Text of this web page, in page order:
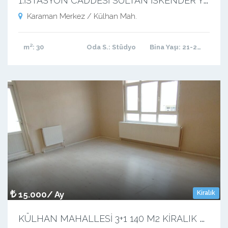
Karaman Merkez / Külhan Mah.
m²: 30 Oda S.: Stüdyo Bina Yaşı: 21-25 arası
Kiralık
15.000/ Ay
K
ÜLHAN MAHALLESİ 3+1 140 M2 KİRALIK DAİRE